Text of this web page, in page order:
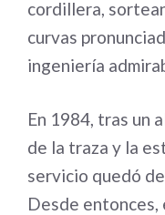
cordillera,
curvas
ingeniería
En 1984, tras un
de la traza y la
servicio quedó
Desde